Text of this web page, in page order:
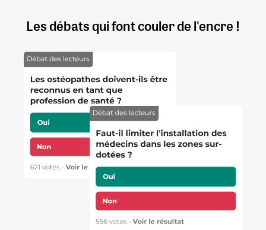
Les débats qui font couler de l'encre !